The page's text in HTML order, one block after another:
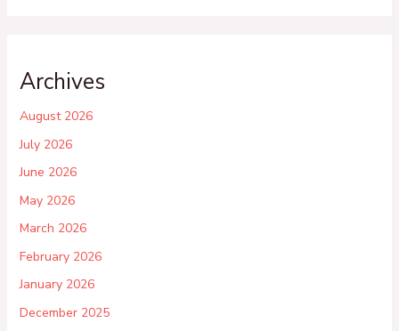
Archives
August 2026
July 2026
June 2026
May 2026
March 2026
February 2026
January 2026
December 2025